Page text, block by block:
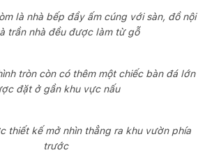
là nhà bếp đầy ấm cúng với sàn, đồ nội
trần nhà đều được làm từ gỗ
tròn còn có thêm một chiếc bàn đá lớn
đặt ở gần khu vực nấu
thiết kế mở nhìn thẳng ra khu vườn phía
trước